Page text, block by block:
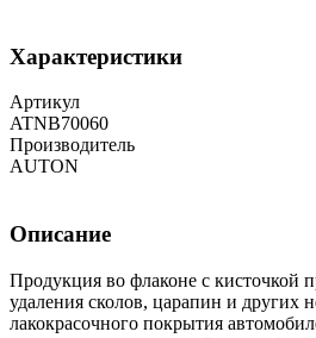
Характеристики
Артикул
ATNB70060
Производитель
AUTON
Описание
Продукция во флаконе с кисточкой
удаления сколов, царапин и других
лакокрасочного покрытия